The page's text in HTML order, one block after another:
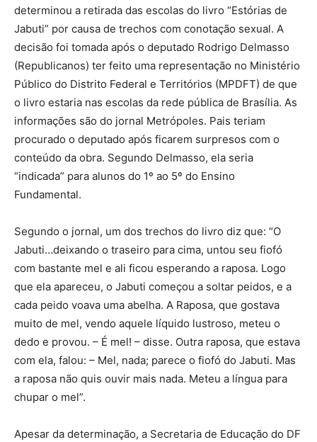
determinou a retirada das escolas do livro “Estórias de
Jabuti” por causa de trechos com conotação sexual. A
decisão foi tomada após o deputado Rodrigo Delmasso
(Republicanos) ter feito uma representação no Ministério
Público do Distrito Federal e Territórios (MPDFT) de que
o livro estaria nas escolas da rede pública de Brasília. As
informações são do jornal Metrópoles. Pais teriam
procurado o deputado após ficarem surpresos com o
conteúdo da obra. Segundo Delmasso, ela seria
“indicada” para alunos do 1º ao 5º do Ensino
Fundamental.
Segundo o jornal, um dos trechos do livro diz que: “O
Jabuti…deixando o traseiro para cima, untou seu fiofó
com bastante mel e ali ficou esperando a raposa. Logo
que ela apareceu, o Jabuti começou a soltar peidos, e a
cada peido voava uma abelha. A Raposa, que gostava
muito de mel, vendo aquele líquido lustroso, meteu o
dedo e provou. – É mel! – disse. Outra raposa, que estava
com ela, falou: – Mel, nada; parece o fiofó do Jabuti. Mas
a raposa não quis ouvir mais nada. Meteu a língua para
chupar o mel”.
Apesar da determinação, a Secretaria de Educação do DF